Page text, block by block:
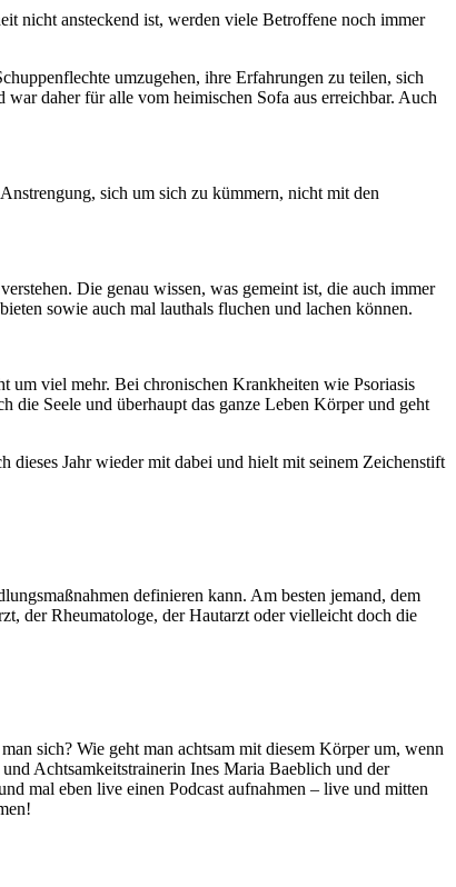
nicht ansteckend ist, werden viele Betroffene noch immer
umzugehen, ihre Erfahrungen zu teilen, sich
daher für alle vom heimischen Sofa aus erreichbar. Auch
sich um sich zu kümmern, nicht mit den
Die genau wissen, was gemeint ist, die auch immer
sowie auch mal lauthals fluchen und lachen können.
um viel mehr. Bei chronischen Krankheiten wie Psoriasis
die Seele und überhaupt das ganze Leben Körper und geht
dieses Jahr wieder mit dabei und hielt mit seinem Zeichenstift
definieren kann. Am besten jemand, dem
der Rheumatologe, der Hautarzt oder vielleicht doch die
sich? Wie geht man achtsam mit diesem Körper um, wenn
Achtsamkeitstrainerin Ines Maria Baeblich und der
mal eben live einen Podcast aufnahmen – live und mitten